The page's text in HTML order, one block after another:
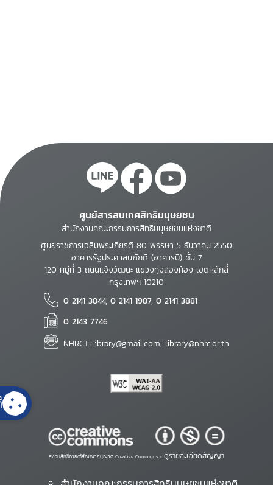
ศูนย์สารสนเทศสิทธิมนุษยชน
สำนักงานคณะกรรมการสิทธิมนุษยชนแห่งชาติ
ศูนย์ราชการเฉลิมพระเกียรติ 80 พรรษา 5 ธันวาคม 2550
อาคารรัฐประศาสนภักดี (อาคารบี) ชั้น 7
120 หมู่ที่ 3 ถนนแจ้งวัฒนะ แขวงทุ่งสองห้อง เขตหลักสี่
กรุงเทพฯ 10210
0 2141 3844, 0 2141 1987, 0 2141 3881
0 2143 7746
NHRCT.Library@gmail.com; library@nhrc.or.th
สงวนสิทธิ์ภายใต้สัญญาอนุญาต Creative Commons • ดูรายละเอียดสัญญา